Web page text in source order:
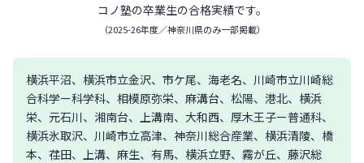
コノ塾の卒業生の合格実績です。
（2025-26年度／神奈川県のみ一部掲載）
横浜平沼、横浜市立金沢、市ケ尾、海老名、川崎市立川崎総
合科学ー科学科、相模原弥栄、麻溝台、松陽、港北、横浜
栄、元石川、湘南台、上溝南、大和西、厚木王子ー普通科、
横浜氷取沢、川崎市立高津、神奈川総合産業、横浜清陵、橋
本、荏田、上溝、麻生、有馬、横浜立野、霧が丘、藤沢総